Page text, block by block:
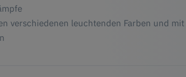
verschiedenen leuchtenden Farben und